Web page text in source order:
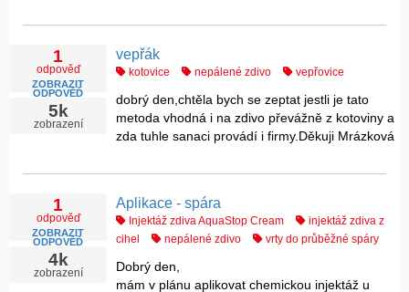
1
odpověď
ZOBRAZIT
ODPOVĚĎ
5k
zobrazení
vepřák
kotovice nepálené zdivo vepřovice
dobrý den,chtěla bych se zeptat jestli je tato
metoda vhodná i na zdivo převážně z kotoviny a
zda tuhle sanaci provádí i firmy.Děkuji Mrázková
1
odpověď
ZOBRAZIT
ODPOVĚĎ
4k
zobrazení
Aplikace - spára
Injektáž zdiva AquaStop Cream
injektáž zdiva z
cihel
nepálené zdivo vrty do průběžné spáry
Dobrý den,
mám v plánu aplikovat chemickou injektáž u